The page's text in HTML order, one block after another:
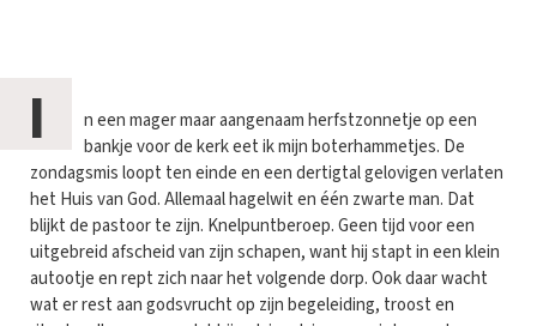
I
n een mager maar aangenaam herfstzonnetje op een
bankje voor de kerk eet ik mijn boterhammetjes. De
zondagsmis loopt ten einde en een dertigtal gelovigen verlaten
het Huis van God. Allemaal hagelwit en één zwarte man. Dat
blijkt de pastoor te zijn. Knelpuntberoep. Geen tijd voor een
uitgebreid afscheid van zijn schapen, want hij stapt in een klein
autootje en rept zich naar het volgende dorp. Ook daar wacht
wat er rest aan godsvrucht op zijn begeleiding, troost en